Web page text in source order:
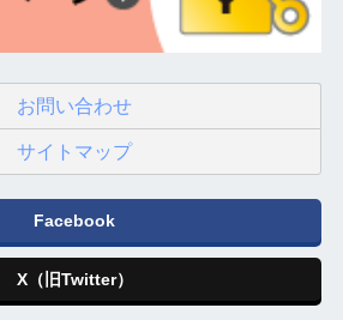
お問い合わせ
サイトマップ
Facebook
X（旧Twitter）